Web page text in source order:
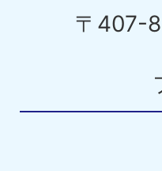
〒407-